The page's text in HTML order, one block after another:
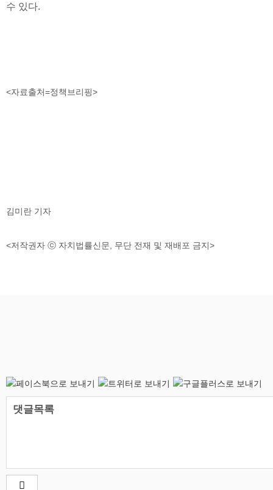
수 있다.
<자료출처=정책브리핑>
김미란 기자
<저작권자 ⓒ 자치법률신문, 무단 전재 및 재배포 금지>
댓글목록